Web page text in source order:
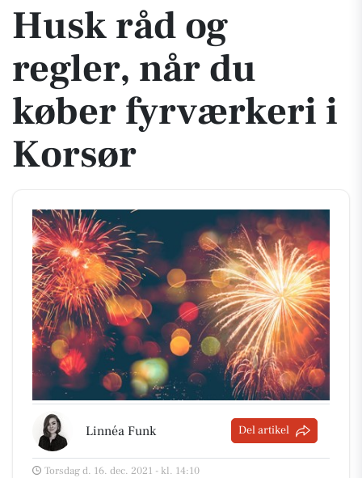
Husk råd og
regler, når du
køber fyrværkeri i
Korsør
Linnéa Funk Del artikel
Torsdag d. 16. dec. 2021 - kl. 14:10